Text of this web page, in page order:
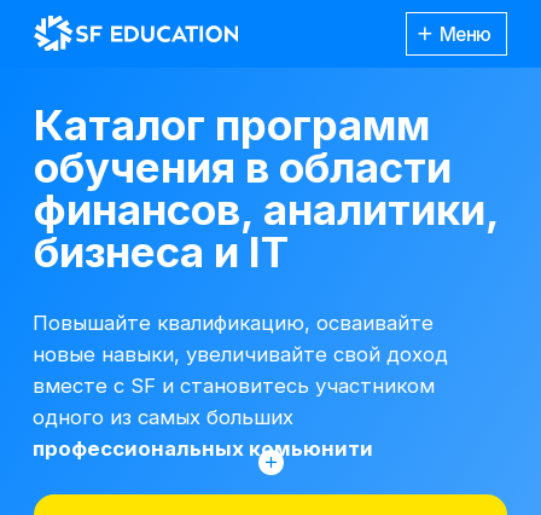
обучения в области
финансов, аналитики,
бизнеса и IT
*Все иностранные термины и названия
вы можете найти с расшифровкой
Получить консультацию
Повышайте квалификацию, осваивайте
новые навыки, увеличивайте свой доход
профессиональных комьюнити